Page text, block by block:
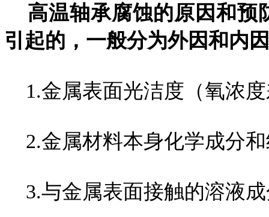
高温轴承腐蚀的原因和预
引起的，一般分为外因和内
1.金属表面光洁度（氧浓
2.金属材料本身化学成分
3.与金属表面接触的溶液